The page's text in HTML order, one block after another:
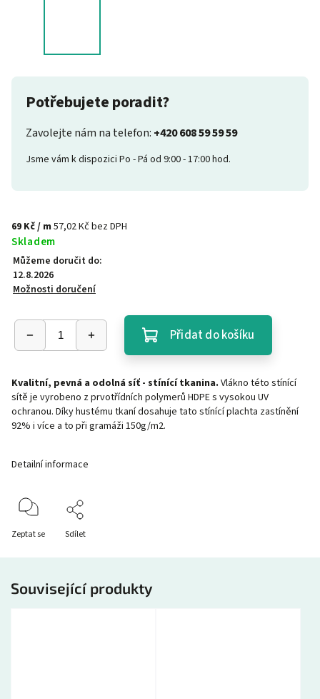
Potřebujete poradit?
Zavolejte nám na telefon: +420 608 59 59 59
Jsme vám k dispozici Po - Pá od 9:00 - 17:00 hod.
69 Kč/ m 57,02 Kč bez DPH
Skladem
Můžeme doručit do:
12.8.2026
Možnosti doručení
Přidat do košíku
Kvalitní, pevná a odolná síť - stínící tkanina. Vlákno této stínící
sítě je vyrobeno z prvotřídních polymerů HDPE s vysokou UV
ochranou. Díky hustému tkaní dosahuje tato stínící plachta zastínění
92% i více a to při gramáži 150g/m2.
Detailní informace
Zeptat se Sdílet
Související produkty